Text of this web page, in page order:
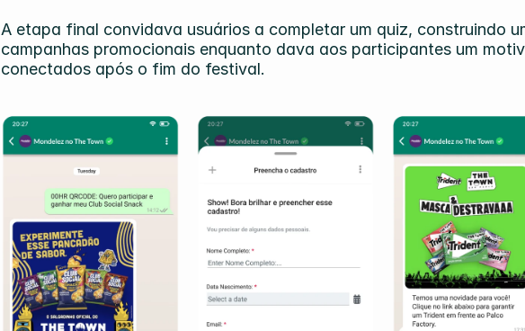
A etapa final convidava usuários a completar um quiz, construindo
campanhas promocionais enquanto dava aos participantes um
conectados após o fim do festival.